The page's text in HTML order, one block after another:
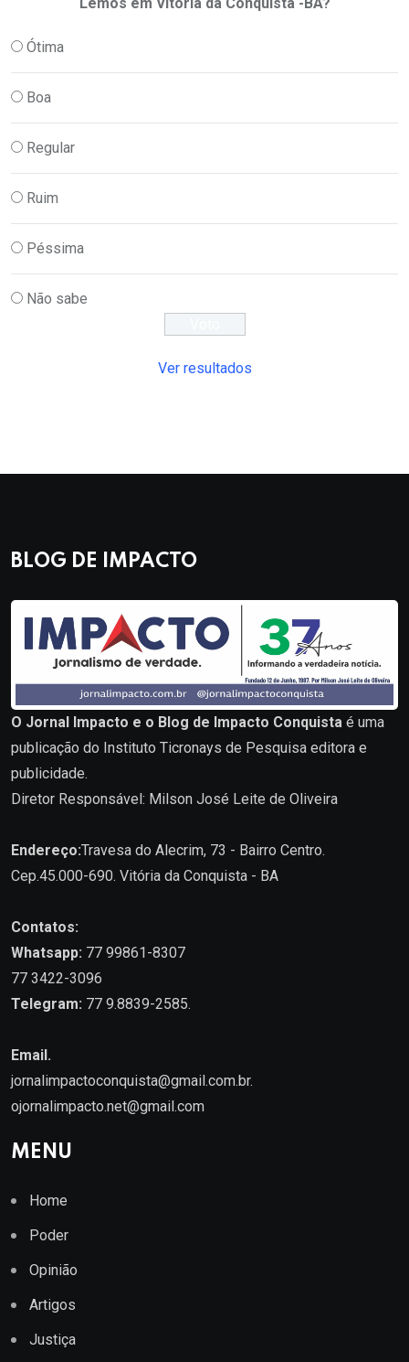
Lemos em Vitória da Conquista -BA?
Ótima
Boa
Regular
Ruim
Péssima
Não sabe
Ver resultados
BLOG DE IMPACTO
O Jornal Impacto e o Blog de Impacto Conquista é uma
publicação do Instituto Ticronays de Pesquisa editora e
publicidade.
Diretor Responsável: Milson José Leite de Oliveira
Endereço:Travesa do Alecrim, 73 - Bairro Centro.
Cep.45.000-690. Vitória da Conquista - BA
Contatos:
Whatsapp: 77 99861-8307
77 3422-3096
Telegram: 77 9.8839-2585.
Email.
jornalimpactoconquista@gmail.com.br.
ojornalimpacto.net@gmail.com
MENU
Home
Poder
Opinião
Artigos
Justiça